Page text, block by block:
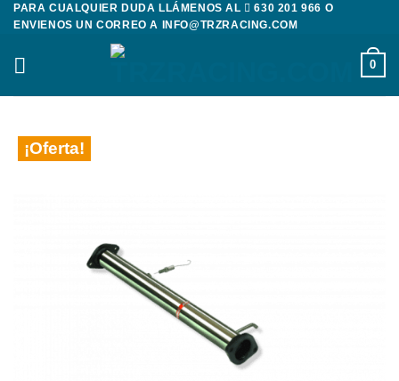
Saltar
contenido
PARA CUALQUIER DUDA LLÁMENOS AL 630 201 966 O
ENVIENOS UN CORREO A
INFO@TRZRACING.COM
0
¡Oferta!